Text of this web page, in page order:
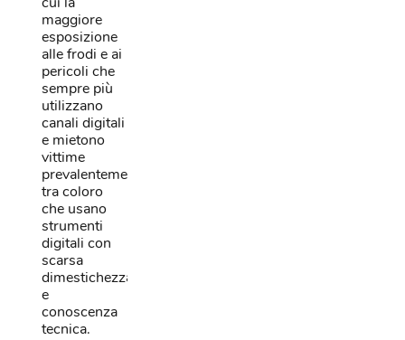
maggiore
esposizione
alle frodi e ai
pericoli che
sempre più
utilizzano
canali digitali
e mietono
vittime
prevalentemente
tra coloro
che usano
strumenti
digitali con
scarsa
dimestichezza
e
conoscenza
tecnica.